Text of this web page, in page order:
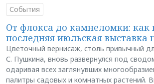
События
От флокса до камнеломки: как
последняя июльская выставка
Цветочный вернисаж, столь привычный
С. Пушкина, вновь развернулся под
одаривая всех заглянувших
палитры садовых и комнатных растений.